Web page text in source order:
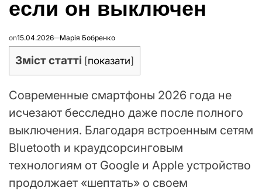
если он выключен
on15.04.2026 Марія Бобренко
Зміст статті [показати]
Современные смартфоны 2026 года не
исчезают бесследно даже после полного
выключения. Благодаря встроенным сетям
Bluetooth и краудсорсинговым
технологиям от Google и Apple устройство
продолжает «шептать» о своем